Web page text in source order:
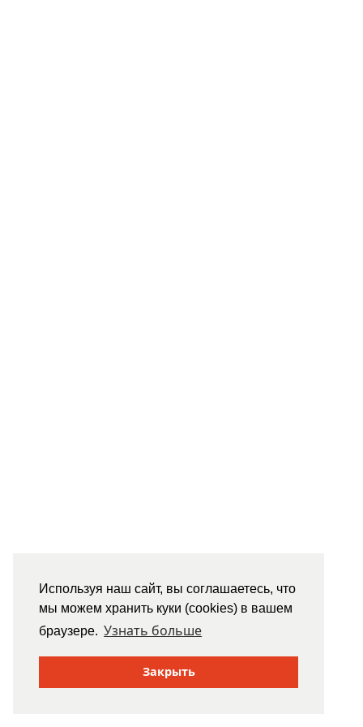
Используя наш сайт, вы соглашаетесь, что
мы можем хранить куки (cookies) в вашем
браузере. Узнать больше
Закрыть